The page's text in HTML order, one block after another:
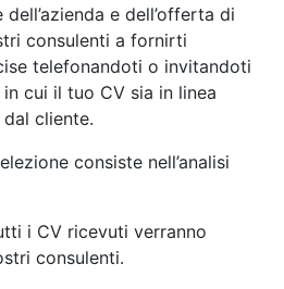
e dell’offerta di
consulenti a fornirti
telefonandoti o invitandoti
cui il tuo CV sia in linea
cliente.
consiste nell’analisi
i CV ricevuti verranno
consulenti.